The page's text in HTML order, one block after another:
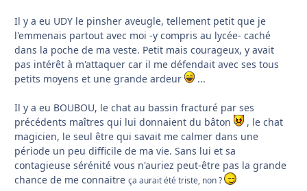
Il y a eu UDY le pinsher aveugle, tellement petit que je
l'emmenais partout avec moi -y compris au lycée- caché
dans la poche de ma veste. Petit mais courageux, y avait
pas intérêt à m'attaquer car il me défendait avec ses tous
petits moyens et une grande ardeur
...
Il y a eu BOUBOU, le chat au bassin fracturé par ses
précédents maîtres qui lui donnaient du bâton
, le chat
magicien, le seul être qui savait me calmer dans une
période un peu difficile de ma vie. Sans lui et sa
contagieuse sérénité vous n'auriez peut-être pas la grande
chance de me connaitre ça aurait été triste, non ?